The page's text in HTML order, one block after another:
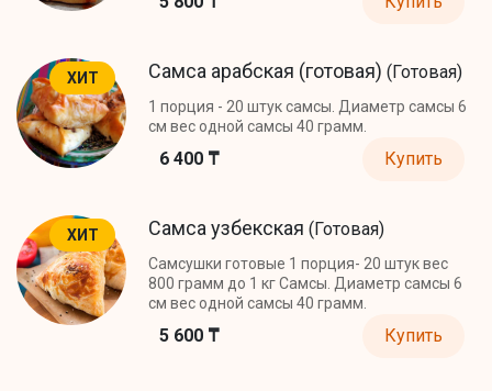
ХИТ Самса арабская (готовая) (Готовая)
1 порция - 20 штук самсы. Диаметр самсы 6
см вес одной самсы 40 грамм.
6 400 ₸ Купить
ХИТ Самса узбекская (Готовая)
Самсушки готовые 1 порция- 20 штук вес
800 грамм до 1 кг Самсы. Диаметр самсы 6
см вес одной самсы 40 грамм.
5 600 ₸ Купить